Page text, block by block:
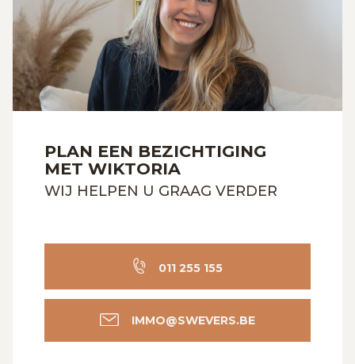
PLAN EEN BEZICHTIGING
MET WIKTORIA
WIJ HELPEN U GRAAG VERDER
011 255 155
IMMO@SWEVERS.BE